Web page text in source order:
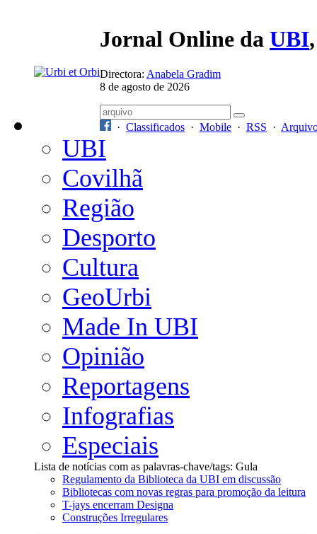
Jornal Online da UBI
Directora: Anabela Gradim
8 de agosto de 2026
· Classificados · Mobile · RSS ·
UBI
Covilhã
Região
Desporto
Cultura
GeoUrbi
Made In UBI
Opinião
Reportagens
Infografias
Especiais
Lista de notícias com as palavras-chave/tags: Gula
Regulamento da Biblioteca da UBI em discussão
Bibliotecas com novas regras para promoção da leitura
T-jays encerram Designa
Construções Irregulares